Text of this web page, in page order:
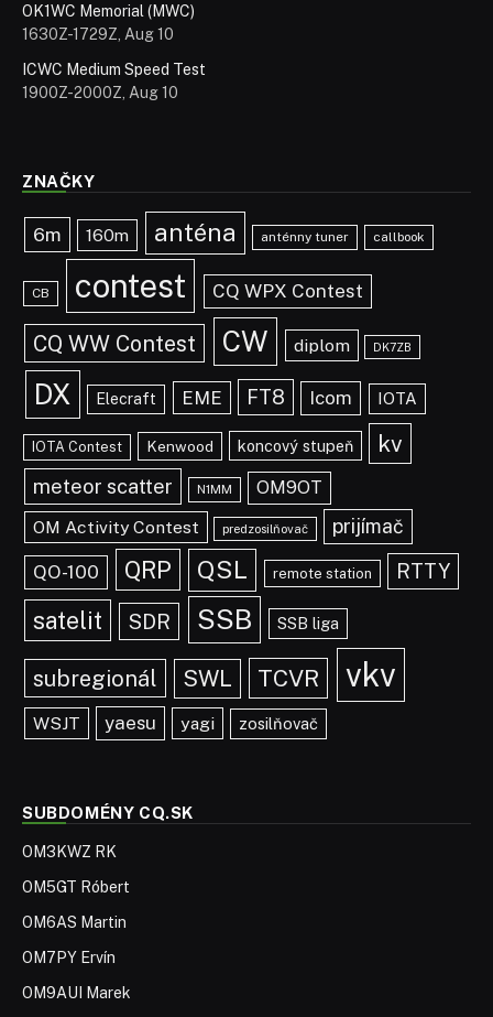
OK1WC Memorial (MWC)
1630Z-1729Z, Aug 10
ICWC Medium Speed Test
1900Z-2000Z, Aug 10
ZNAČKY
6m 160m anténa anténny tuner callbook
CB contest CQ WPX Contest
CQ WW Contest CW diplom DK7ZB
DX Elecraft EME FT8 Icom IOTA
IOTA Contest Kenwood koncový stupeň kv
meteor scatter N1MM
OM9OT
OM Activity Contest
predzosilňovač prijímač
QO-100 QRP QSL remote station RTTY
satelit SDR SSB SSB liga
subregionál SWL TCVR vkv
WSJT yaesu yagi zosilňovač
SUBDOMÉNY CQ.SK
OM3KWZ RK
OM5GT Róbert
OM6AS Martin
OM7PY Ervín
OM9AUI Marek